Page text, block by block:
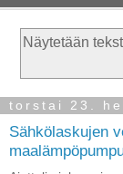
Näytetään
torstai 23.
Sähkölaskujen